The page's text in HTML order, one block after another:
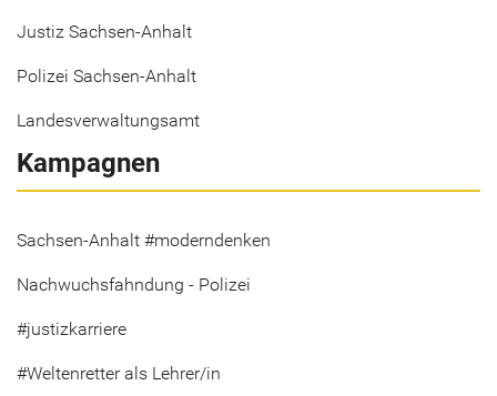
Justiz Sachsen-Anhalt
Polizei Sachsen-Anhalt
Landesverwaltungsamt
Kampagnen
Sachsen-Anhalt #moderndenken
Nachwuchsfahndung - Polizei
#justizkarriere
#Weltenretter als Lehrer/in